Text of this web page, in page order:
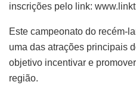
inscrições pelo link:
Este campeonato do recém-
uma das atrações principais
objetivo incentivar e
região.